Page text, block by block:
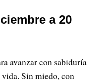
a 20
avanzar con sabiduría
Sin miedo, con